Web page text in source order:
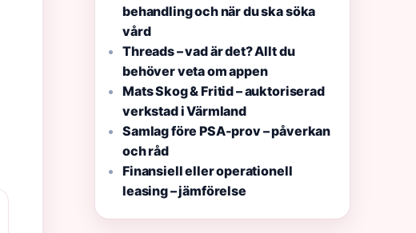
behandling och när du ska söka
vård
Threads – vad är det? Allt du
behöver veta om appen
Mats Skog & Fritid – auktoriserad
verkstad i Värmland
Samlag före PSA-prov – påverkan
och råd
Finansiell eller operationell
leasing – jämförelse